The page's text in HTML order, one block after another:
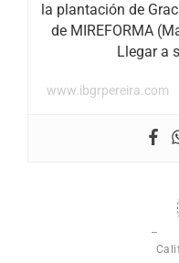
la plantación de
de MIREFORMA
Llegar a
www.ibgrpereira.com